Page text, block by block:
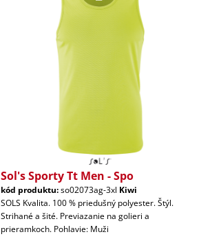
Sol's Sporty Tt Men - Spo
kód produktu:so02073ag-3xl Kiwi
SOLS Kvalita. 100 % priedušný polyester. Štýl.
Strihané a šité. Previazanie na golieri a
prieramkoch. Pohlavie: Muži